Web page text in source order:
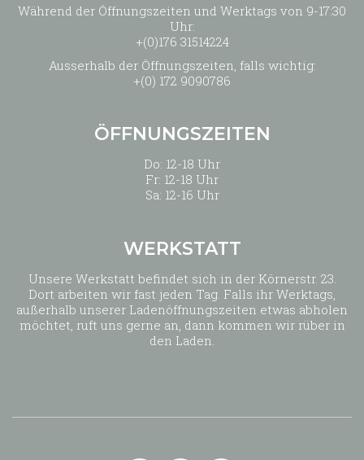
Während der Öffnungszeiten und Werktags von 9-17:30
Uhr:
+(0)176 31514224
Ausserhalb der Öffnungszeiten, falls wichtig:
+(0) 172 9090786
ÖFFNUNGSZEITEN
Do: 12-18 Uhr
Fr: 12-18 Uhr
Sa: 12-16 Uhr
WERKSTATT
Unsere Werkstatt befindet sich in der Körnerstr. 23.
Dort arbeiten wir fast jeden Tag. Falls ihr Werktags,
außerhalb unserer Ladenöffnungszeiten etwas abholen
möchtet, ruft uns gerne an, dann kommen wir rüber in
den Laden.